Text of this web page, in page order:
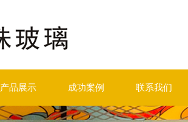
产品展示 成功案例 联系我们